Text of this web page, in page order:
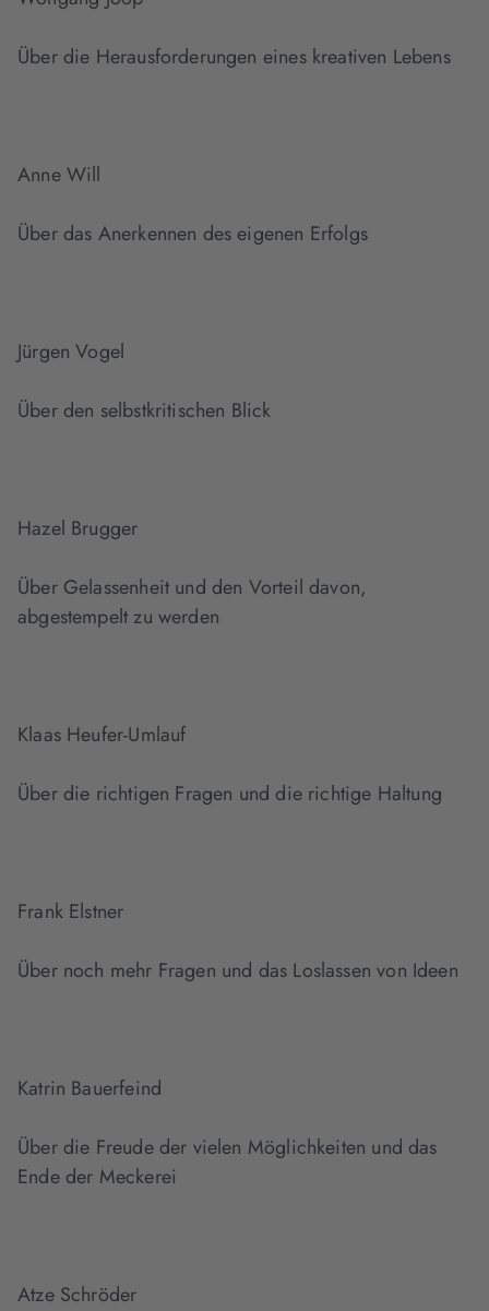
Über die Herausforderungen eines kreativen Lebens
Anne Will
Über das Anerkennen des eigenen Erfolgs
Jürgen Vogel
Über den selbstkritischen Blick
Hazel Brugger
Über Gelassenheit und den Vorteil davon,
abgestempelt zu werden
Klaas Heufer-Umlauf
Über die richtigen Fragen und die richtige Haltung
Frank Elstner
Über noch mehr Fragen und das Loslassen von Ideen
Katrin Bauerfeind
Über die Freude der vielen Möglichkeiten und das
Ende der Meckerei
Atze Schröder